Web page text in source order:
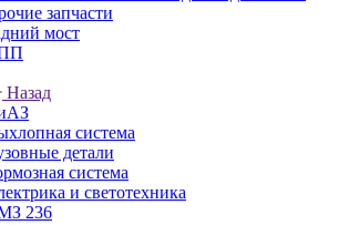
запчасти
мост
Назад
система
детали
система
и светотехника
236